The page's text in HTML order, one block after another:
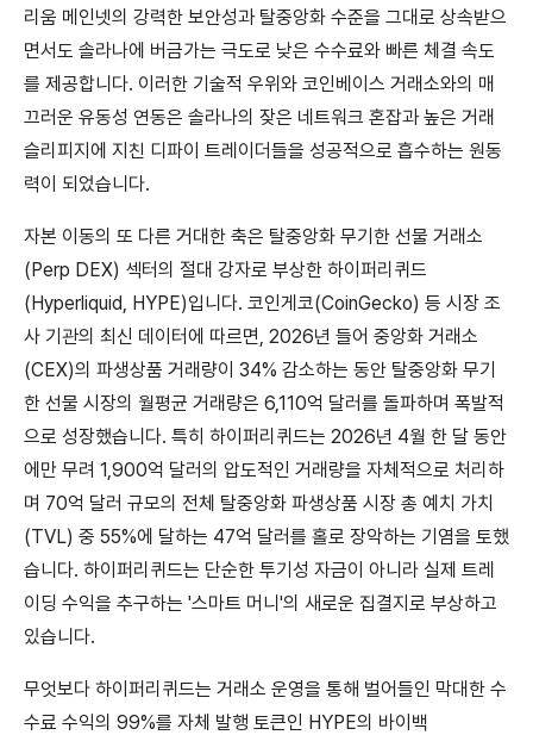
리움 메인넷의 강력한 보안성과 탈중앙화 수준을 그대로 상속받으
면서도 솔라나에 버금가는 극도로 낮은 수수료와 빠른 체결 속도
를 제공합니다. 이러한 기술적 우위와 코인베이스 거래소와의 매
끄러운 유동성 연동은 솔라나의 잦은 네트워크 혼잡과 높은 거래
슬리피지에 지친 디파이 트레이더들을 성공적으로 흡수하는 원동
력이 되었습니다.
자본 이동의 또 다른 거대한 축은 탈중앙화 무기한 선물 거래소
(Perp DEX) 섹터의 절대 강자로 부상한 하이퍼리퀴드
(Hyperliquid, HYPE)입니다. 코인게코(CoinGecko) 등 시장 조
사 기관의 최신 데이터에 따르면, 2026년 들어 중앙화 거래소
(CEX)의 파생상품 거래량이 34% 감소하는 동안 탈중앙화 무기
한 선물 시장의 월평균 거래량은 6,110억 달러를 돌파하며 폭발적
으로 성장했습니다. 특히 하이퍼리퀴드는 2026년 4월 한 달 동안
에만 무려 1,900억 달러의 압도적인 거래량을 자체적으로 처리하
며 70억 달러 규모의 전체 탈중앙화 파생상품 시장 총 예치 가치
(TVL) 중 55%에 달하는 47억 달러를 홀로 장악하는 기염을 토했
습니다. 하이퍼리퀴드는 단순한 투기성 자금이 아니라 실제 트레
이딩 수익을 추구하는 '스마트 머니'의 새로운 집결지로 부상하고
있습니다.
무엇보다 하이퍼리퀴드는 거래소 운영을 통해 벌어들인 막대한 수
수료 수익의 99%를 자체 발행 토큰인 HYPE의 바이백